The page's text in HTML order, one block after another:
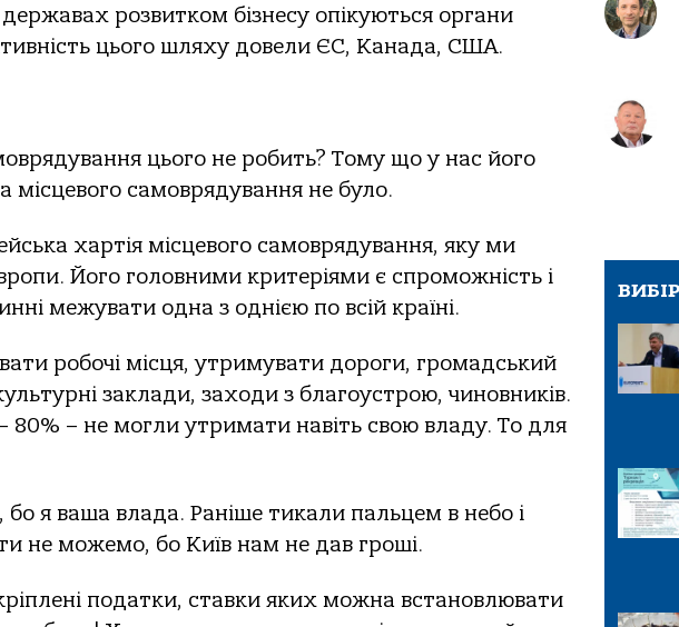
розвитком бізнесу опікуються органи
цього шляху довели ЄС, Канада, США.
цього не робить? Тому що у нас його
місцевого самоврядування не було.
хартія місцевого самоврядування, яку ми
Його головними критеріями є спроможність і
межувати одна з однією по всій країні.
робочі місця, утримувати дороги, громадський
заклади, заходи з благоустрою, чиновників.
80% – не могли утримати навіть свою владу. То для
я ваша влада. Раніше тикали пальцем в небо і
не можемо, бо Київ нам не дав гроші.
податки, ставки яких можна встановлювати